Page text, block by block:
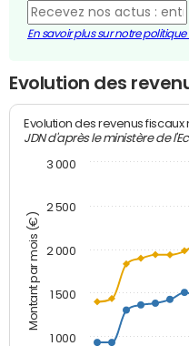
En savoir plus sur notre
Evolution des
Montant par mois (€)
Evolution des revenus
JDN d'après le ministère de
1 000
1 500
2 000
2 500
3 000